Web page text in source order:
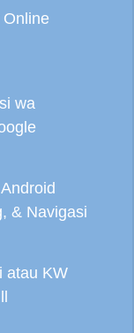
wa
& Navigasi
atau KW